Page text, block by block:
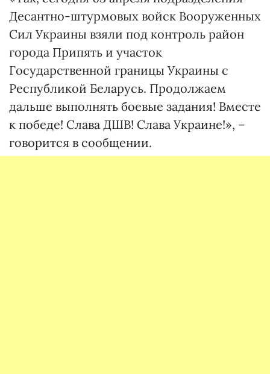
Десантно-штурмовых войск Вооруженных
Сил Украины взяли под контроль район
города Припять и участок
Государственной границы Украины с
Республикой Беларусь. Продолжаем
дальше выполнять боевые задания! Вместе
к победе! Слава ДШВ! Слава Украине!», –
говорится в сообщении.